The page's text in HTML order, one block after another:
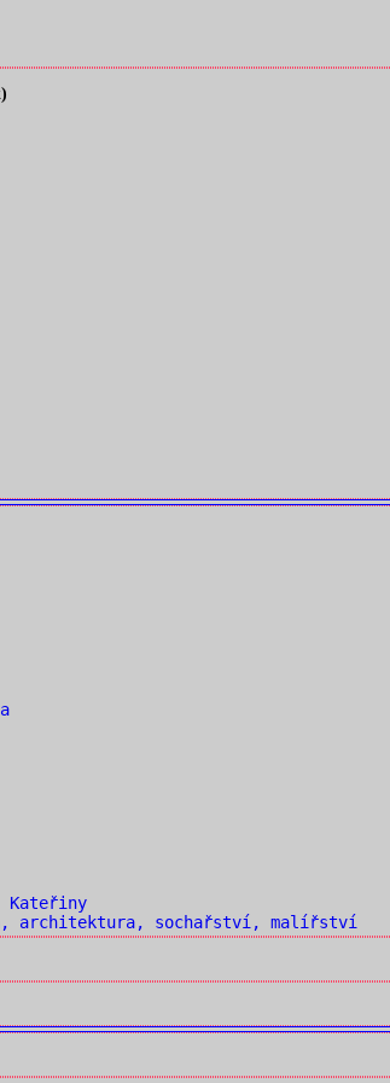
Kateřiny
architektura, sochařství, malířství